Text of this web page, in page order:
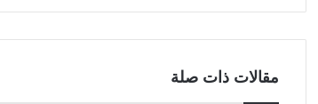
مقالات ذات صلة